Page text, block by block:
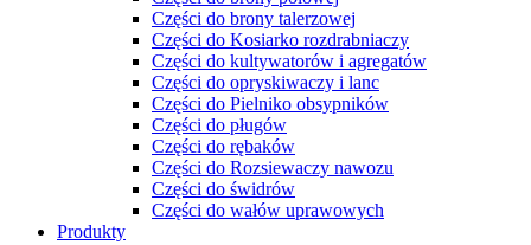
Części do brony talerzowej
Części do Kosiarko rozdrabniaczy
Części do kultywatorów i agregatów
Części do opryskiwaczy i lanc
Części do Pielniko obsypników
Części do pługów
Części do rębaków
Części do Rozsiewaczy nawozu
Części do świdrów
Części do wałów uprawowych
Produkty